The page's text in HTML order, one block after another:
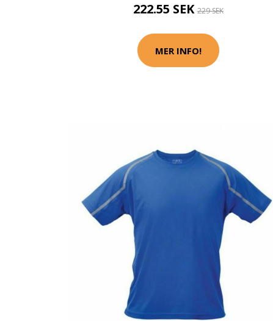
222.55 SEK 229 SEK
MER INFO!